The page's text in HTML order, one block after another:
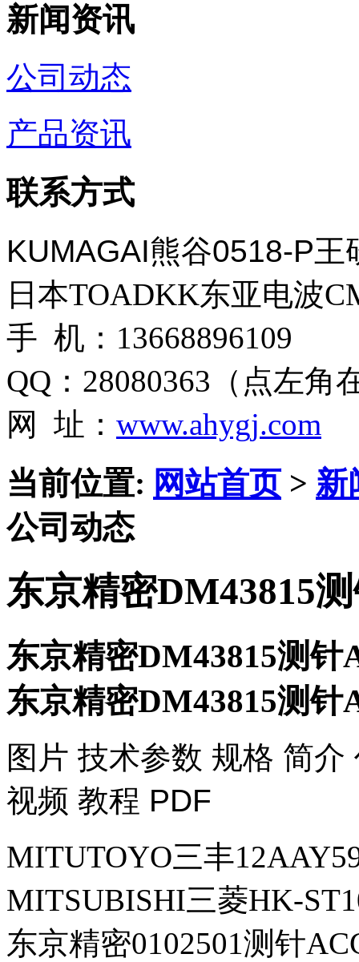
新闻资讯
公司动态
产品资讯
联系方式
KUMAGAI熊谷0518-P王
日本TOADKK东亚电波
手 机：13668896109
QQ：28080363（点左角
网 址： www.ahygj.com
当前位置: 网站首页> 新
公司动态
东京精密DM43815
东京精密DM43815测
东京精密DM43815测
图片 技术参数 规格 简
视频 教程 PDF
MITUTOYO三丰
MITSUBISHI三菱HK-
东京精密0102501测针